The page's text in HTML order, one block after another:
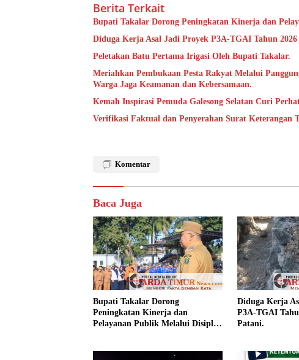
Berita Terkait
Bupati Takalar Dorong Peningkatan Kinerja dan
Diduga Kerja Asal Jadi Proyek P3A-TGAI Tahun 2026
Peletakan Batu Pertama Irigasi Oleh Bupati Takalar.
Meriahkan Pembukaan Pesta Rakyat Melalui
Warga Jaga Keamanan dan Kebersamaan.
Kemah Inspirasi Pemuda Galesong Selatan Curi
Verifikasi Faktual dan Penyerahan Surat
Komentar
Baca Juga
Bupati Takalar Dorong
Peningkatan Kinerja dan
Pelayanan Publik Melalui Disiplin
Diduga Kerja
P3A-TGAI
Patani.